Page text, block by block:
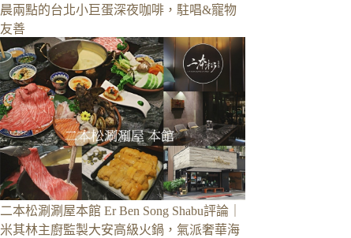
晨兩點的台北小巨蛋深夜咖啡，駐唱&寵物
友善
二本松涮涮屋本館 Er Ben Song Shabu評論｜
米其林主廚監製大安高級火鍋，氣派奢華海